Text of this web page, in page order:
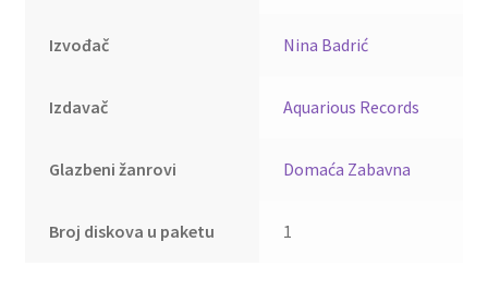
Izvođač Nina Badrić
Izdavač Aquarious Records
Glazbeni žanrovi Domaća Zabavna
Broj diskova u paketu 1